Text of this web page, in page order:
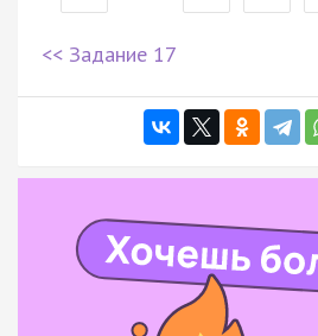
<< Задание 17